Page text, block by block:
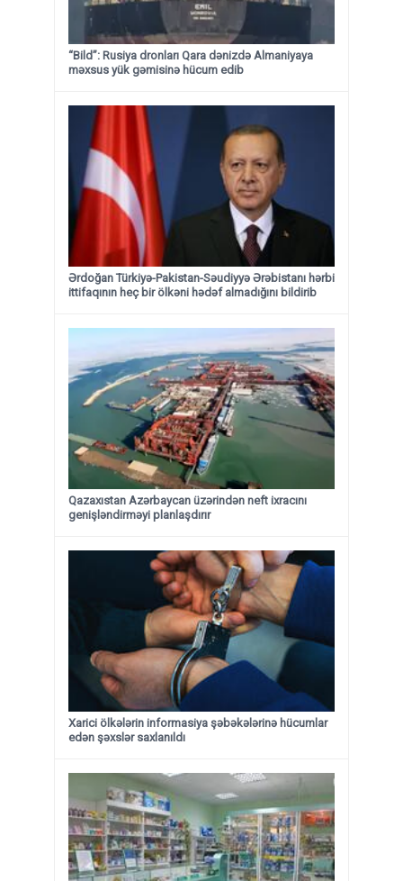
“Bild”: Rusiya dronları Qara dənizdə Almaniyaya
məxsus yük gəmisinə hücum edib
Ərdoğan Türkiyə-Pakistan-Səudiyyə Ərəbistanı hərbi
ittifaqının heç bir ölkəni hədəf almadığını bildirib
Qazaxıstan Azərbaycan üzərindən neft ixracını
genişləndirməyi planlaşdırır
Xarici ölkələrin informasiya şəbəkələrinə hücumlar
edən şəxslər saxlanıldı